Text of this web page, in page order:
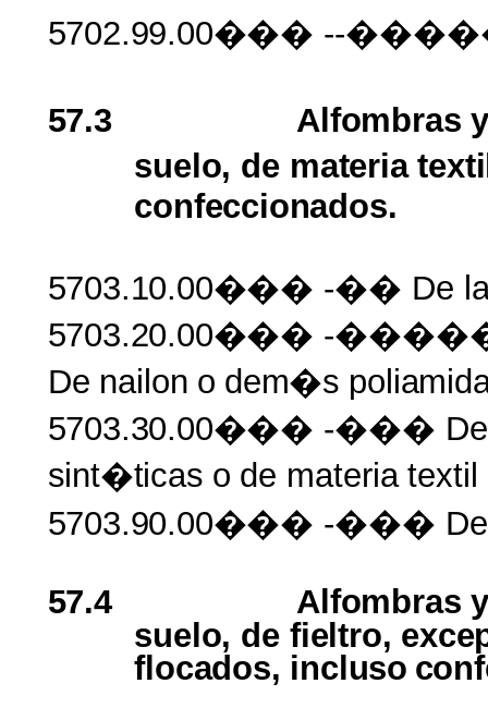
5702.99.00��� --
57.3 Alfombras
suelo, de materia
confeccionados.
5703.10.00��� -�� De
5703.20.00��� -
De nailon o dem�s
5703.30.00��� -��� De
sint�ticas o de materia textil
5703.90.00��� -���
57.4 Alfombras
suelo, defieltro,
flocados, incluso